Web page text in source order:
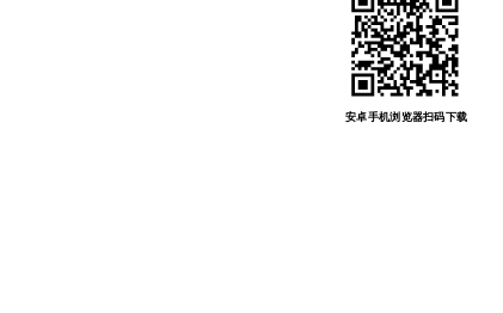
安卓手机浏览器扫码下载